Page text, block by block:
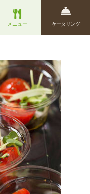
メニュー ケータリング